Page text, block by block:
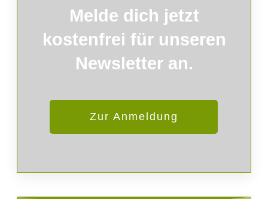
Melde dich jetzt
kostenfrei für unseren
Newsletter an.
Zur Anmeldung